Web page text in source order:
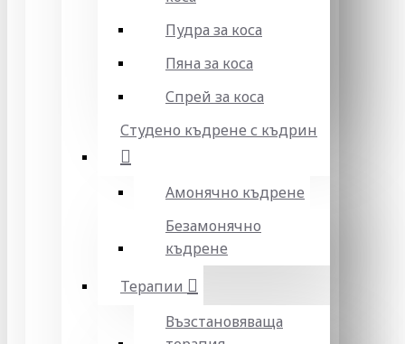
Пудра за коса
Пяна за коса
Спрей за коса
Студено къдрене с къдрин
Амонячно къдрене
Безамонячно
къдрене
Терапии
Възстановяваща